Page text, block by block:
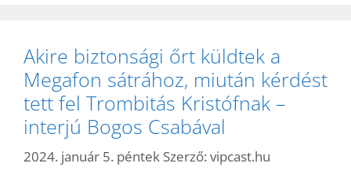
Akire biztonsági őrt küldtek a
Megafon sátrához, miután kérdést
tett fel Trombitás Kristófnak –
interjú Bogos Csabával
2024. január 5. péntek Szerző: vipcast.hu